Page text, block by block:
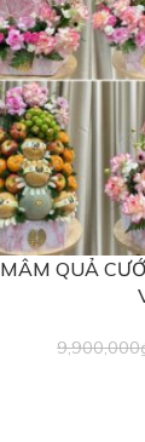
MÂM QUẢ
9,900,000